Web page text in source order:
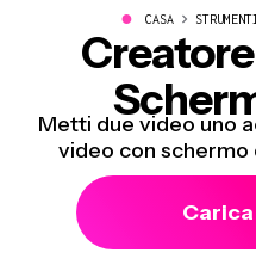
● CASA
Metti due video uno
video con schermo